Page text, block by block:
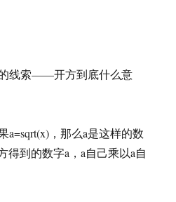
线索——开方到底什么意
a=sqrt(x)，那么a是这样的数
得到的数字a，a自己乘以a自